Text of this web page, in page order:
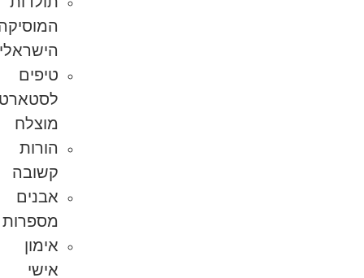
המוסיקה
הישראלית
טיפים
לסטארט-אפ
מוצלח
הורות
קשובה
אבנים
מספרות
אימון
אישי